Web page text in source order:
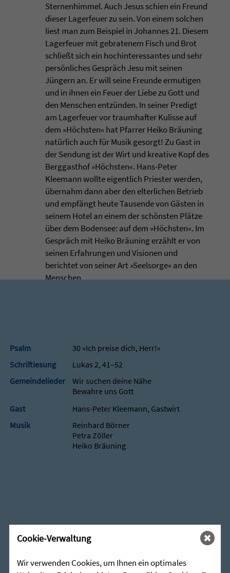
Sternenhimmel. Auch Jesus schien ein Freund
dieser Lagerfeuer zu sein. Von einem solchen
liest man zum Beispiel in Johannes 21. Diesem
Lagerfeuer mit gebratenem Fisch und Brot
schließt sich ein hochinteressantes und sehr
persönliches Gespräch Jesu mit seinen
Jüngern an. Er will seine Freunde ermutigen
und in ihnen ein Feuer der Liebe zu Gott und
den Menschen entzünden. In seiner Predigt
am Lagerfeuer vor traumhafter Kulisse auf
dem »Höchsten« hat Pfarrer Heiko Bräuning
natürlich auch für Musik gesorgt! Zu Gast in
der Sendung ist der Wirt und kreative Kopf des
Berggasthof »Höchsten«. Hans-Peter
Kleemann wollte eigentlich Priester werden,
übernahm dann aber den elterlichen Betrieb
und empfängt heute Tausende von Gästen in
seinem Hotel an einem der schönsten Plätze
über dem Bodensee: auf dem »Höchsten«. Im
Gespräch mit Heiko Bräuning erzählt er von
seinen Erfahrungen und Visionen und
berichtet von seiner Art »Seelsorge« an den
Menschen.
Psalm
30 »Ich preise dich, Herr!«
Schriftlesung
Lukas 2, 41‒52
Gemeindelieder
Wir suchen deine Nähe
Bewahre uns Gott
Gast
Hans-Peter Kleemann, Gastwirt
Musik
Reinhard Börner
Petra Zöller
Heiko Bräuning
Cookie-Verwaltung
Wir verwenden Cookies, um Ihnen ein optimales